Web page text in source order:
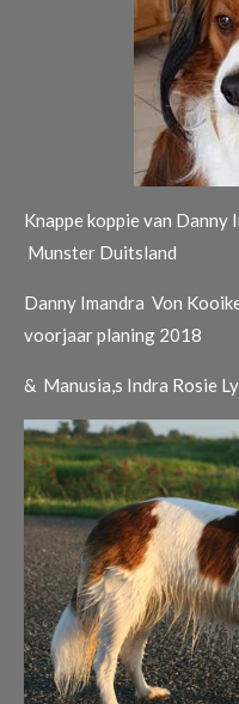
Knappe koppie van Danny
Munster Duitsland
Danny Imandra Von
voorjaar planing 2018
& Manusia,s Indra Rosie